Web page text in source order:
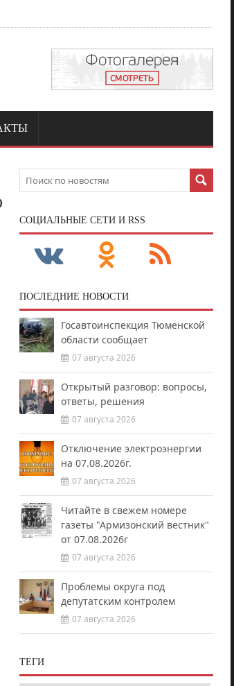
CОЦИАЛЬНЫЕ СЕТИ И RSS
ПОСЛЕДНИЕ НОВОСТИ
Госавтоинспекция Тюменской
области сообщает
07 августа 2026
Открытый разговор: вопросы,
ответы, решения
07 августа 2026
Отключение электроэнергии
на 07.08.2026г.
07 августа 2026
Читайте в свежем номере
газеты "Армизонский вестник"
от 07.08.2026г
07 августа 2026
Проблемы округа под
депутатским контролем
07 августа 2026
ТЕГИ